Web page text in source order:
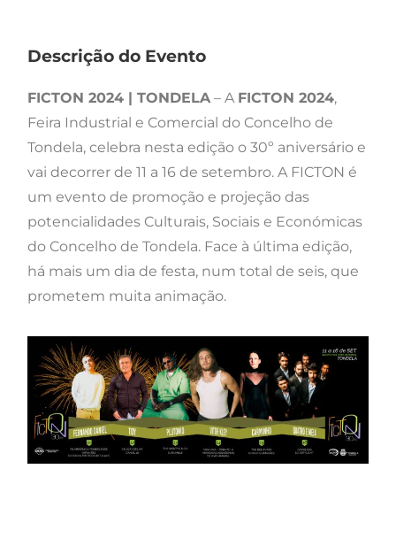
Descrição do Evento
FICTON 2024 | TONDELA – A FICTON 2024,
Feira Industrial e Comercial do Concelho de
Tondela, celebra nesta edição o 30º aniversário e
vai decorrer de 11 a 16 de setembro. A FICTON é
um evento de promoção e projeção das
potencialidades Culturais, Sociais e Económicas
do Concelho de Tondela. Face à última edição,
há mais um dia de festa, num total de seis, que
prometem muita animação.